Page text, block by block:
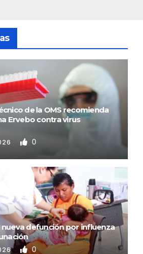
de la OMS recomienda
Ervebo contra virus
0
defunción por influenza
0